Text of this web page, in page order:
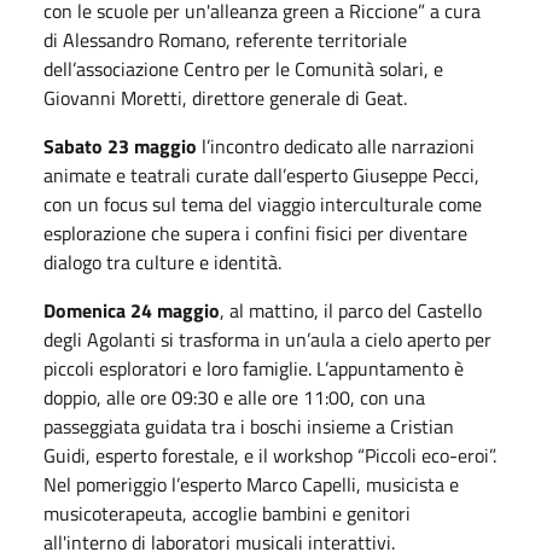
con le scuole per un'alleanza green a Riccione” a cura
di Alessandro Romano, referente territoriale
dell’associazione Centro per le Comunità solari, e
Giovanni Moretti, direttore generale di Geat.
Sabato 23 maggio l’incontro dedicato alle narrazioni
animate e teatrali curate dall’esperto Giuseppe Pecci,
con un focus sul tema del viaggio interculturale come
esplorazione che supera i confini fisici per diventare
dialogo tra culture e identità.
Domenica 24 maggio, al mattino, il parco del Castello
degli Agolanti si trasforma in un’aula a cielo aperto per
piccoli esploratori e loro famiglie. L’appuntamento è
doppio, alle ore09:30e alle ore 11:00, con una
passeggiata guidata tra i boschi insieme a Cristian
Guidi, esperto forestale, e il workshop “Piccoli eco-eroi”.
Nel pomeriggio l’esperto Marco Capelli, musicista e
musicoterapeuta, accoglie bambini e genitori
all'interno di laboratori musicali interattivi.